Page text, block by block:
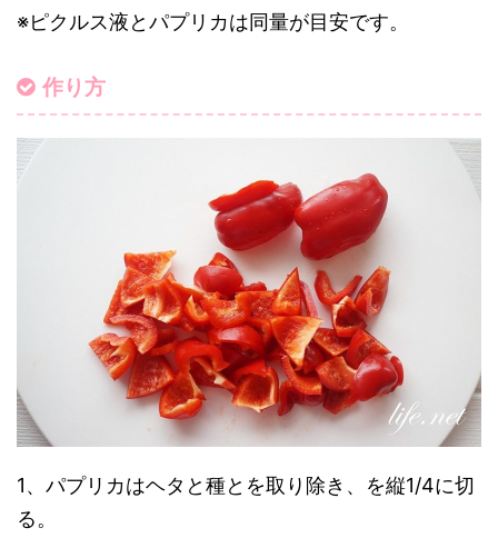
※ピクルス液とパプリカは同量が目安です。
作り方
1、パプリカはヘタと種とを取り除き、を縦1/4に切
る。